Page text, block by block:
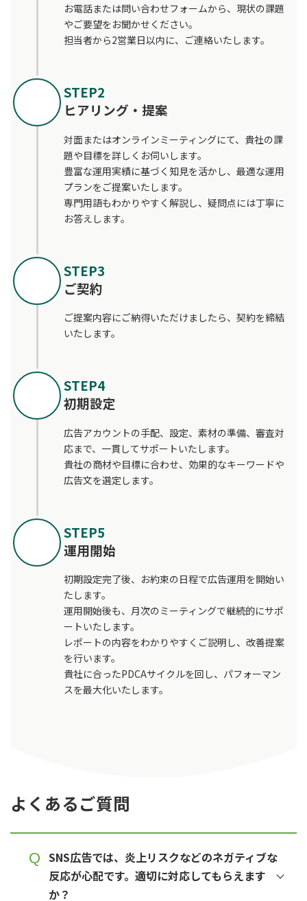
お電話または問い合わせフォームから、現状の課題
やご要望をお聞かせください。
担当者から2営業日以内に、ご連絡いたします。
STEP2
ヒアリング・提案
対面またはオンラインミーティングにて、貴社の課
題や目標を詳しくお伺いします。
豊富な運用実績に基づく知見を活かし、最適な運用
プランをご提案いたします。
専門用語もわかりやすく解説し、疑問点には丁寧に
お答えします。
STEP3
ご契約
ご提案内容にご納得いただけましたら、契約を締結
いたします。
STEP4
初期設定
広告アカウントの手配、設定、素材の準備、審査対
応まで、一貫してサポートいたします。
貴社の商材や目標に合わせ、効果的なキーワードや
広告文を選定します。
STEP5
運用開始
初期設定完了後、お約束の日程で広告運用を開始い
たします。
運用開始後も、月次のミーティングで継続的にサポ
ートいたします。
レポートの内容をわかりやすくご説明し、改善提案
を行います。
貴社に合ったPDCAサイクルを回し、パフォーマン
スを最大化いたします。
よくあるご質問
SNS広告では、炎上リスクなどのネガティブな
反応が心配です。適切に対応してもらえます
か？